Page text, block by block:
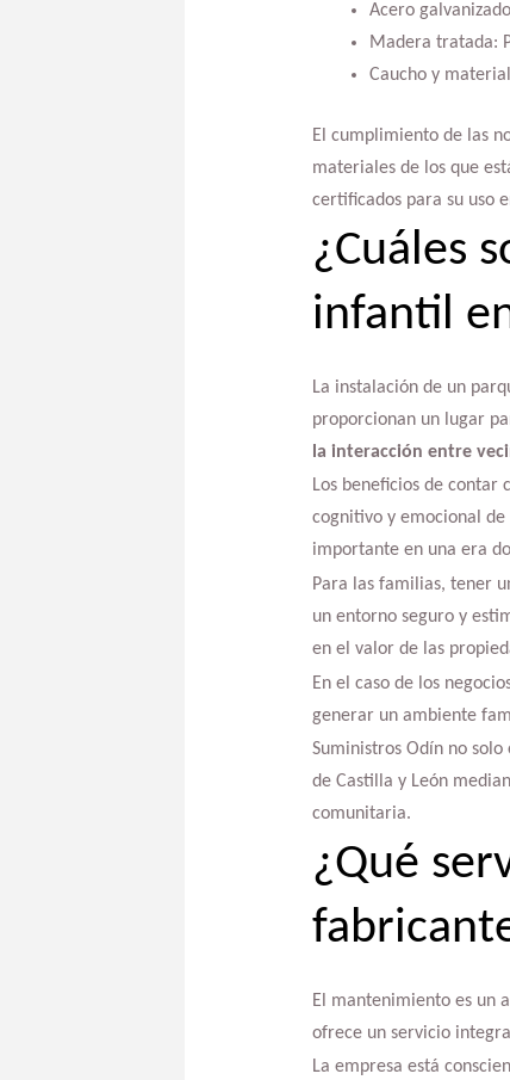
Acero
Madera tratada:
Caucho y
El cumplimiento de las
materiales de los que
certificados para su uso
¿Cuáles
infantil
La instalación de un
proporcionan un lugar
la interacción entre
Los beneficios de
cognitivo y emocional
importante en una era
Para las familias, tener
un entorno seguro y
en el valor de las
En el caso de los
generar un ambiente
Suministros Odín no
de Castilla y León
comunitaria.
¿Qué
El mantenimiento es un
ofrece un servicio
La empresa está